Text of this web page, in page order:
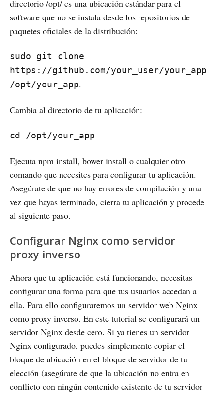
directorio /opt/ es una ubicación estándar para el
software que no se instala desde los repositorios de
paquetes oficiales de la distribución:
sudo git clone
https://github.com/your_user/your_app
/opt/your_app.
Cambia al directorio de tu aplicación:
cd /opt/your_app
Ejecuta npm install, bower install o cualquier otro
comando que necesites para configurar tu aplicación.
Asegúrate de que no hay errores de compilación y una
vez que hayas terminado, cierra tu aplicación y procede
al siguiente paso.
Configurar Nginx como servidor
proxy inverso
Ahora que tu aplicación está funcionando, necesitas
configurar una forma para que tus usuarios accedan a
ella. Para ello configuraremos un servidor web Nginx
como proxy inverso. En este tutorial se configurará un
servidor Nginx desde cero. Si ya tienes un servidor
Nginx configurado, puedes simplemente copiar el
bloque de ubicación en el bloque de servidor de tu
elección (asegúrate de que la ubicación no entra en
conflicto con ningún contenido existente de tu servidor